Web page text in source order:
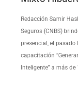
Redacción Samir
Seguros (CNBS)
presencial, el pasado
capacitación
Inteligente” a más